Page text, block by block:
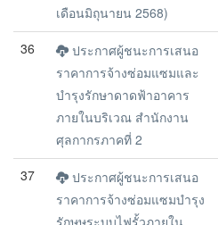
เดือนมิถุนายน 2568)
36
ประกาศผู้ชนะการเสนอ
ราคาการจ้างซ่อมแซมและ
บำรุงรักษาดาดฟ้าอาคาร
ภายในบริเวณ สำนักงาน
ศุลกากรภาคที่ 2
37
ประกาศผู้ชนะการเสนอ
ราคาการจ้างซ่อมแซมบำรุง
รักษษระบบไฟรั้วภายใน